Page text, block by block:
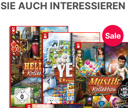
AUCH INTERESSIEREN
Sale